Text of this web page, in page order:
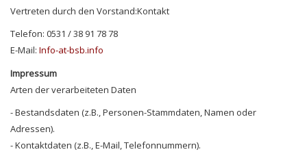
Vertreten durch den Vorstand:Kontakt
Telefon: 0531 / 38 91 78 78
E-Mail: Info-at-bsb.info
Impressum
Arten der verarbeiteten Daten
- Bestandsdaten (z.B., Personen-Stammdaten, Namen oder
Adressen).
- Kontaktdaten (z.B., E-Mail, Telefonnummern).